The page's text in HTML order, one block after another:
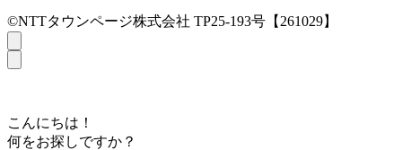
©NTTタウンページ株式会社 TP25-193号【261029】
こんにちは！
何をお探しですか？